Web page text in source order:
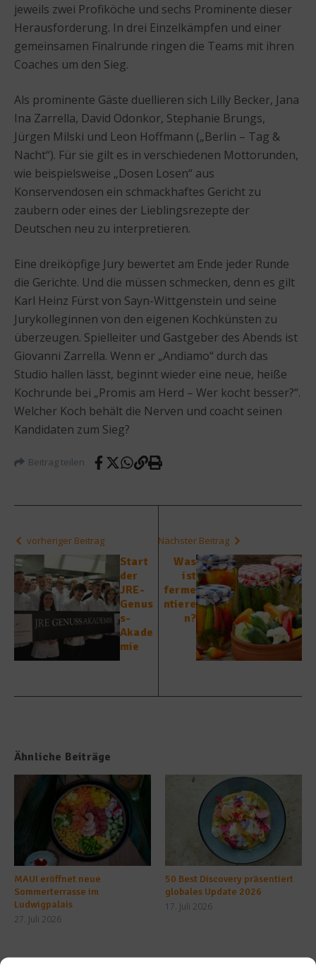
jeweils zwei Profiköche und sechs Prominente dieser
Herausforderung. In drei Einzelkämpfen und einer
gemeinsamen Finalrunde ringen die Teams mit ihren
Coaches um den Sieg.
Als prominente Gäste duellieren sich Lilly Becker, Jana
Ina Zarrella, David Odonkor, Stephanie Brungs,
Jürgen Milski und Leon Hoffmann („Berlin – Tag &
Nacht“). Für sie gilt es in verschiedenen Mottorunden,
wie beispielsweise „Dosen Losen“ aus
Konservendosen ein schmackhaftes Gericht zu
zaubern oder eines der Lieblingsrezepte der
Deutschen neu zu interpretieren.
Eine dreiköpfige Jury bewertet am Ende jeder Runde
die Gerichte. Und die müssen schmecken, denn es gilt
Karl Heinz Fürst von Sayn-Wittgenstein und seine
Jurykolleginnen von den eigenen Kochkünsten zu
überzeugen. Spielleiter und Gastgeber des Abends ist
Giovanni Zarrella. Wenn er „Andiamo“ durch das
Studio hallen lässt, beginnt wieder eine neue, heiße
Kochrunde bei „Promis am Herd – Wer kocht besser?“.
Welcher Koch behält die Nerven und coacht seinen
Kandidaten zum Sieg?
Beitrag teilen
vorheriger Beitrag
Start
der
JRE-
Genus
s-
Akade
mie
Nächster Beitrag
Was
ist
ferme
ntiere
n?
Ähnliche Beiträge
MAUI eröffnet neue
Sommerterrasse im
Ludwigpalais
27. Juli 2026
50 Best Discovery präsentiert
globales Update 2026
17. Juli 2026